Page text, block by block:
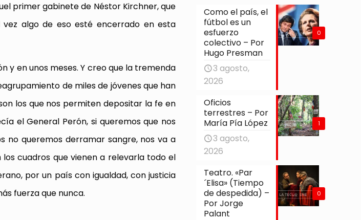
primer gabinete de Néstor Kirchner, que
algo de eso esté encerrado en esta
y en unos meses. Y creo que la tremenda
de miles de jóvenes que han
los que nos permiten depositar la fe en
el General Perón, si queremos que nos
no queremos derramar sangre, nos va a
cuadros que vienen a relevarla todo el
por un país con igualdad, con justicia
fuerza que nunca.
0
Como el país, el
fútbol es un
esfuerzo
colectivo – Por
Hugo Presman
3 agosto,
2026
1
Oficios
terrestres – Por
María Pía López
3 agosto,
2026
0
Teatro. «Par
´Elisa» (Tiempo
de despedida) –
Por Jorge
Palant